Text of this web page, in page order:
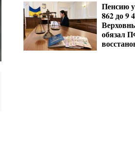
Пенсию
862 до 9
обязал